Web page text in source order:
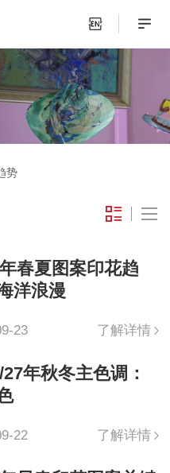
势
春夏图案印花趋
洋浪漫
23 了解详情
年秋冬主色调：
22 了解详情